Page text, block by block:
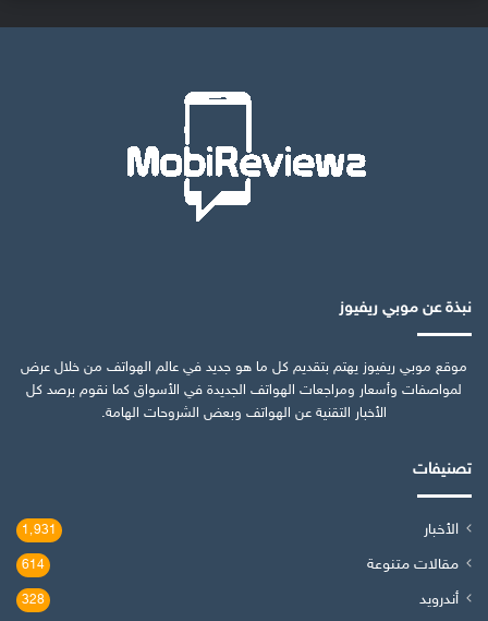
نبذة عن موبي ريفيوز
موقع موبي ريفيوز يهتم بتقديم كل ما هو جديد في عالم الهواتف من خلال عرض
لمواصفات وأسعار ومراجعات الهواتف الجديدة في الأسواق كما نقوم برصد كل
الأخبار التقنية عن الهواتف وبعض الشروحات الهامة.
تصنيفات
الأخبار 1٬931
مقالات متنوعة 614
أندرويد 328